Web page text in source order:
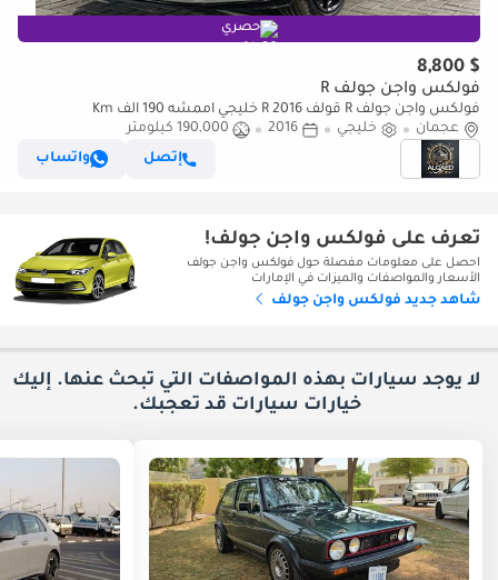
حصري
$ 8,800
فولكس واجن جولف R
فولكس واجن جولف R قولف R 2016 خليجي اممشه 190 الف Km
عجمان
خليجي 2016
190,000 كيلومتر
إتصل
واتساب
تعرف على فولكس واجن جولف!
احصل على معلومات مفصلة حول فولكس واجن جولف
الأسعار والمواصفات والميزات في الإمارات
شاهد جديد فولكس واجن جولف
لا يوجد سيارات بهذه المواصفات التي تبحث عنها. إليك
خيارات سيارات قد تعجبك.